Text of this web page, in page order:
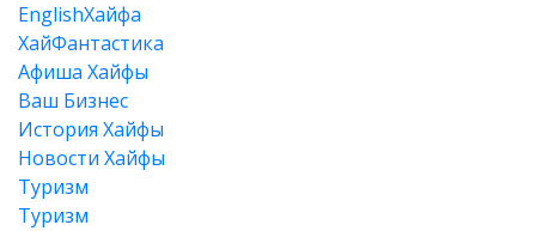
EnglishХайфа
XайФантастика
Афиша Хайфы
Ваш Бизнес
История Хайфы
Новости Хайфы
Туризм
Туризм